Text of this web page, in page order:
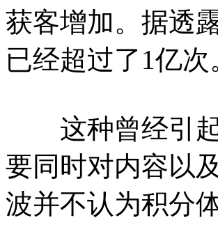
获客增加。据透
已经超过了1亿次
这种曾经引起
要同时对内容以
波并不认为积分